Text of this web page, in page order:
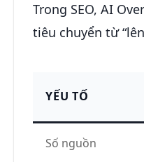
Trong SEO, AI
tiêu chuyển từ
YẾU TỐ
Số nguồn